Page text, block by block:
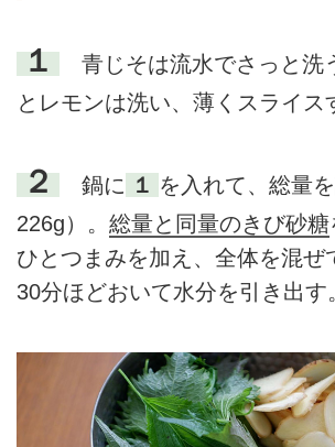
１
青じそは流水でさっと洗
とレモンは洗い、薄くスライス
２ 鍋に １ を入れて、総量
226g）。 総量と同量のきび砂糖
ひとつまみを加え、全体を混ぜ
30分ほどおいて水分を引き出す